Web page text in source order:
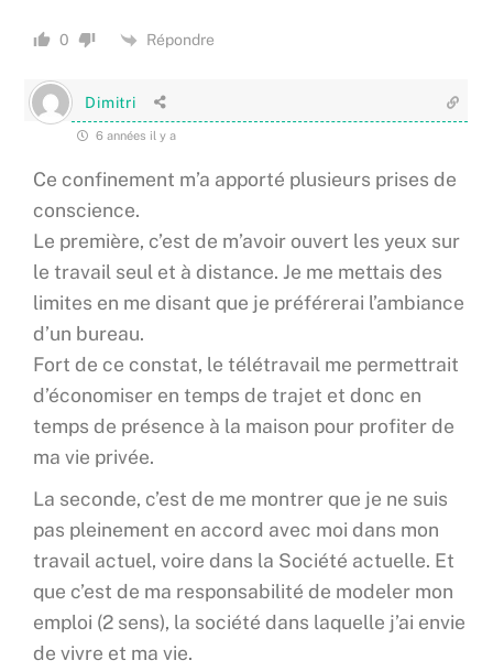
0 Répondre
Dimitri
6 années il y a
Ce confinement m’a apporté plusieurs prises de
conscience.
Le première, c’est de m’avoir ouvert les yeux sur
le travail seul et à distance. Je me mettais des
limites en me disant que je préférerai l’ambiance
d’un bureau.
Fort de ce constat, le télétravail me permettrait
d’économiser en temps de trajet et donc en
temps de présence à la maison pour profiter de
ma vie privée.
La seconde, c’est de me montrer que je ne suis
pas pleinement en accord avec moi dans mon
travail actuel, voire dans la Société actuelle. Et
que c’est de ma responsabilité de modeler mon
emploi (2 sens), la société dans laquelle j’ai envie
de vivre et ma vie.